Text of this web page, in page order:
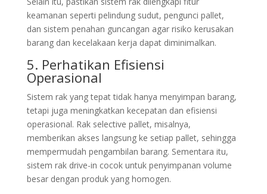
keamanan seperti pelindung sudut, pengunci pallet,
dan sistem penahan guncangan agar risiko kerusakan
barang dan kecelakaan kerja dapat diminimalkan.
5. Perhatikan Efisiensi
Operasional
Sistem rak yang tepat tidak hanya menyimpan barang,
tetapi juga meningkatkan kecepatan dan efisiensi
operasional. Rak selective pallet, misalnya,
memberikan akses langsung ke setiap pallet, sehingga
mempermudah pengambilan barang. Sementara itu,
sistem rak drive-in cocok untuk penyimpanan volume
besar dengan produk yang homogen.